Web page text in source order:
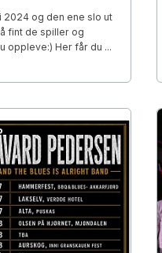
2024 og den ene slo ut
fint de spiller og
oppleve:) Her får du ...